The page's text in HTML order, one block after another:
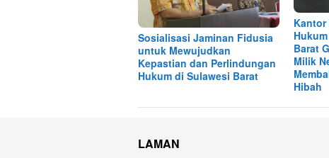
Sosialisasi Jaminan Fidusia
untuk Mewujudkan
Kepastian dan Perlindungan
Hukum di Sulawesi Barat
Kantor
Barat
Milik
Hibah
LAMAN